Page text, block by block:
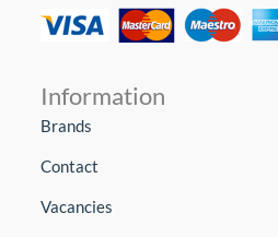
Information
Brands
Contact
Vacancies